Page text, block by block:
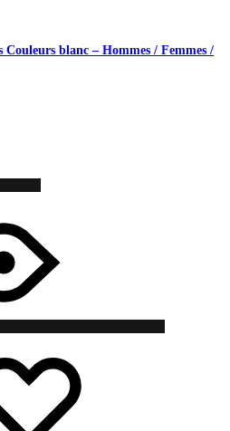
Couleurs blanc – Hommes / Femmes /